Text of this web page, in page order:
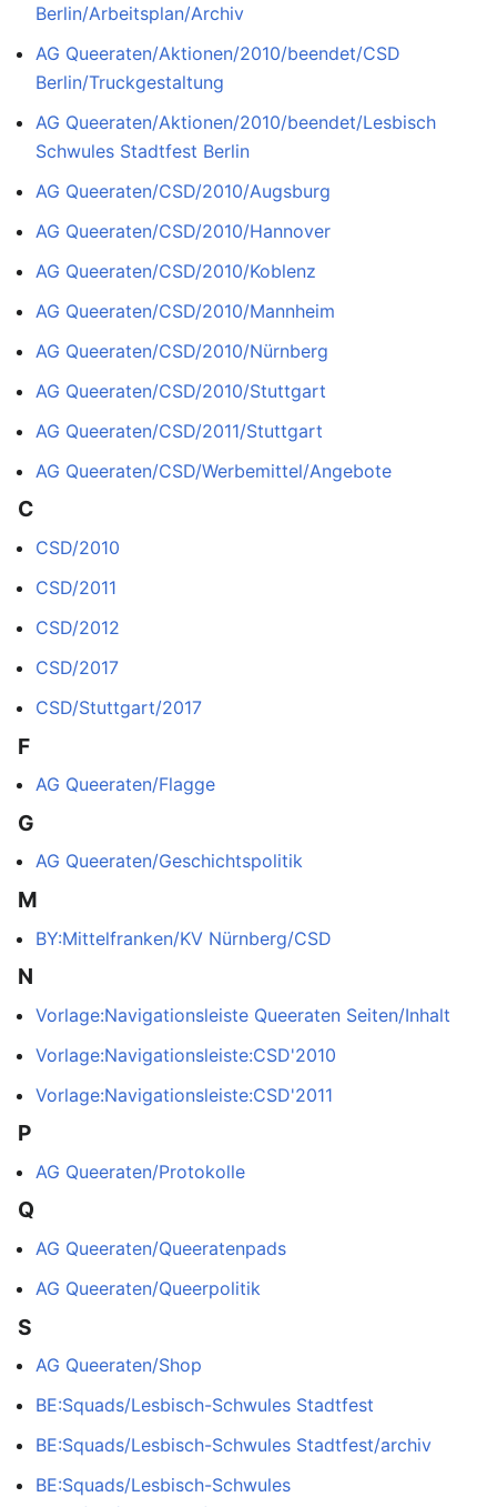
Berlin/Arbeitsplan/Archiv
AG Queeraten/Aktionen/2010/beendet/CSD
Berlin/Truckgestaltung
AG Queeraten/Aktionen/2010/beendet/Lesbisch
Schwules Stadtfest Berlin
AG Queeraten/CSD/2010/Augsburg
AG Queeraten/CSD/2010/Hannover
AG Queeraten/CSD/2010/Koblenz
AG Queeraten/CSD/2010/Mannheim
AG Queeraten/CSD/2010/Nürnberg
AG Queeraten/CSD/2010/Stuttgart
AG Queeraten/CSD/2011/Stuttgart
AG Queeraten/CSD/Werbemittel/Angebote
C
CSD/2010
CSD/2011
CSD/2012
CSD/2017
CSD/Stuttgart/2017
F
AG Queeraten/Flagge
G
AG Queeraten/Geschichtspolitik
M
BY:Mittelfranken/KV Nürnberg/CSD
N
Vorlage:Navigationsleiste Queeraten Seiten/Inhalt
Vorlage:Navigationsleiste:CSD'2010
Vorlage:Navigationsleiste:CSD'2011
P
AG Queeraten/Protokolle
Q
AG Queeraten/Queeratenpads
AG Queeraten/Queerpolitik
S
AG Queeraten/Shop
BE:Squads/Lesbisch-Schwules Stadtfest
BE:Squads/Lesbisch-Schwules Stadtfest/archiv
BE:Squads/Lesbisch-Schwules